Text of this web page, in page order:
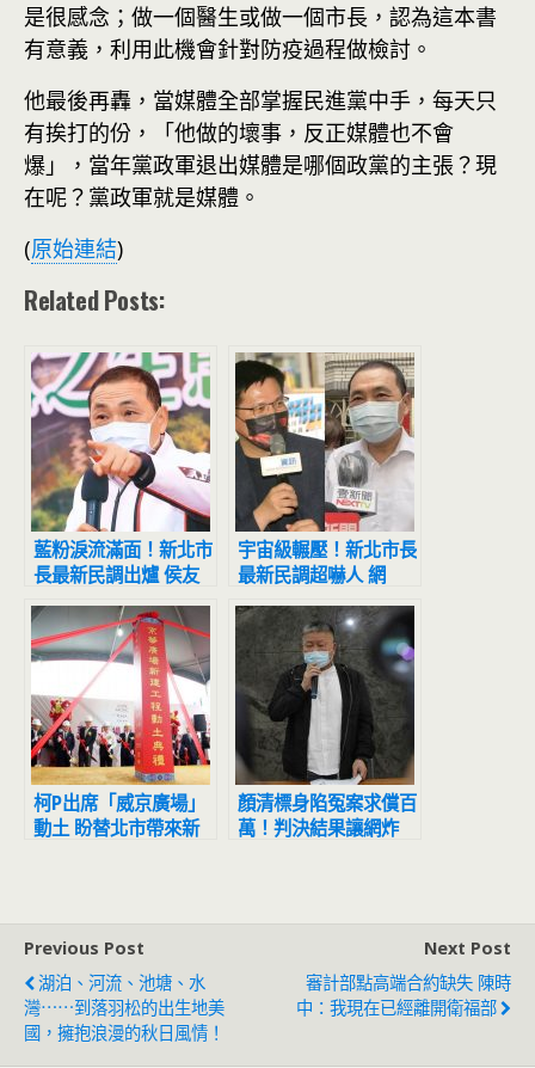
是很感念；做一個醫生或做一個市長，認為這本書
有意義，利用此機會針對防疫過程做檢討。
他最後再轟，當媒體全部掌握民進黨中手，每天只
有挨打的份，「他做的壞事，反正媒體也不會
爆」，當年黨政軍退出媒體是哪個政黨的主張？現
在呢？黨政軍就是媒體。
(原始連結)
Related Posts:
藍粉淚流滿面！新北市
長最新民調出爐 侯友
宜超震撼
宇宙級輾壓！新北市長
最新民調超嚇人 網
驚：滅亡計畫開始
柯P出席「威京廣場」
動土 盼替北市帶來新
顏清標身陷冤案求償百
萬！判決結果讓網炸
Previous Post
湖泊、河流、池塘、水
灣⋯⋯到落羽松的出生地美
國，擁抱浪漫的秋日風情！
Next Post
審計部點高端合約缺失 陳時
中：我現在已經離開衛福部